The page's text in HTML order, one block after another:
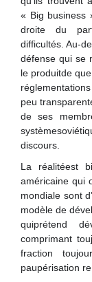
« Big business
droite du
difficultés. Au-
défense qui se
le produitde
peu
de ses
discours.
La réalitéest
américaine qui
mondiale sont
modèle de
quiprétend
comprimant
fraction
paupérisation